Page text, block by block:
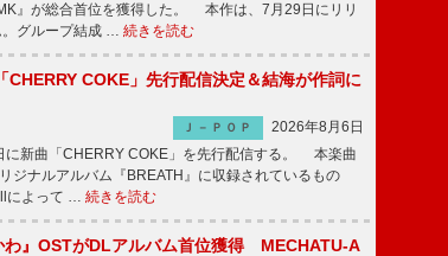
』が総合首位を獲得した。 本作は、7月29日にリリ
。グループ結成 … 続きを読む
COKE」先行配信決定＆結海が作詞に
Ｊ－ＰＯＰ
2026年8月6日
新曲「CHERRY COKE」を先行配信する。 本楽曲
ジナルアルバム『BREATH』に収録されているもの
によって … 続きを読む
わ』OSTがDLアルバム首位獲得 MECHATU-A